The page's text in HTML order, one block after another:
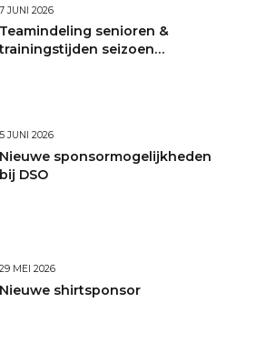
7 JUNI 2026
Teamindeling senioren &
trainingstijden seizoen
5 JUNI 2026
Nieuwe sponsormogelijkheden
bij DSO
29 MEI 2026
Nieuwe shirtsponsor